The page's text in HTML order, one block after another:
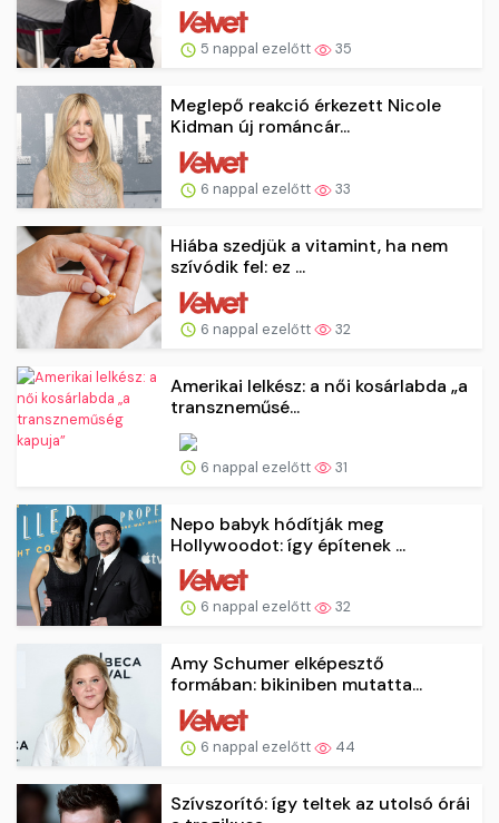
5 nappal ezelőtt 35
Meglepő reakció érkezett Nicole
Kidman új románcár...
6 nappal ezelőtt 33
Hiába szedjük a vitamint, ha nem
szívódik fel: ez ...
6 nappal ezelőtt 32
Amerikai lelkész: a női kosárlabda „a
transzneműsé...
6 nappal ezelőtt 31
Nepo babyk hódítják meg
Hollywoodot: így építenek ...
6 nappal ezelőtt 32
Amy Schumer elképesztő
formában: bikiniben mutatta...
6 nappal ezelőtt 44
Szívszorító: így teltek az utolsó órái